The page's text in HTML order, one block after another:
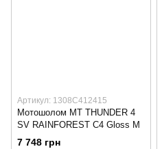
Артикул: 1308C412415
Мотошолом MT THUNDER 4
SV RAINFOREST C4 Gloss M
7 748 грн